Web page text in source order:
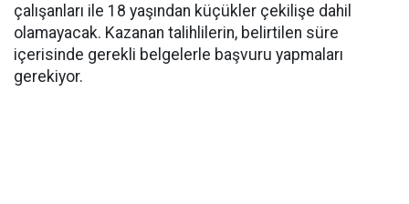
çalışanları ile 18 yaşından küçükler çekilişe dahil
olamayacak. Kazanan talihlilerin, belirtilen süre
içerisinde gerekli belgelerle başvuru yapmaları
gerekiyor.